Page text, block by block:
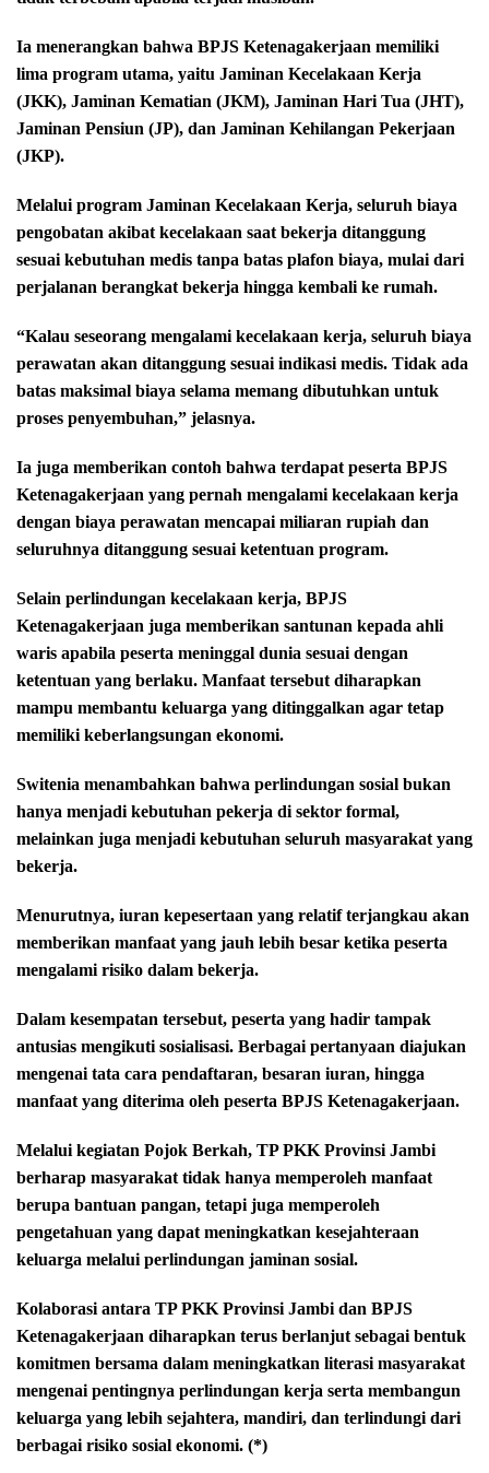
Ia menerangkan bahwa BPJS Ketenagakerjaan memiliki
lima program utama, yaitu Jaminan Kecelakaan Kerja
(JKK), Jaminan Kematian (JKM), Jaminan Hari Tua (JHT),
Jaminan Pensiun (JP), dan Jaminan Kehilangan Pekerjaan
(JKP).
Melalui program Jaminan Kecelakaan Kerja, seluruh biaya
pengobatan akibat kecelakaan saat bekerja ditanggung
sesuai kebutuhan medis tanpa batas plafon biaya, mulai dari
perjalanan berangkat bekerja hingga kembali ke rumah.
“Kalau seseorang mengalami kecelakaan kerja, seluruh biaya
perawatan akan ditanggung sesuai indikasi medis. Tidak ada
batas maksimal biaya selama memang dibutuhkan untuk
proses penyembuhan,” jelasnya.
Ia juga memberikan contoh bahwa terdapat peserta BPJS
Ketenagakerjaan yang pernah mengalami kecelakaan kerja
dengan biaya perawatan mencapai miliaran rupiah dan
seluruhnya ditanggung sesuai ketentuan program.
Selain perlindungan kecelakaan kerja, BPJS
Ketenagakerjaan juga memberikan santunan kepada ahli
waris apabila peserta meninggal dunia sesuai dengan
ketentuan yang berlaku. Manfaat tersebut diharapkan
mampu membantu keluarga yang ditinggalkan agar tetap
memiliki keberlangsungan ekonomi.
Switenia menambahkan bahwa perlindungan sosial bukan
hanya menjadi kebutuhan pekerja di sektor formal,
melainkan juga menjadi kebutuhan seluruh masyarakat yang
bekerja.
Menurutnya, iuran kepesertaan yang relatif terjangkau akan
memberikan manfaat yang jauh lebih besar ketika peserta
mengalami risiko dalam bekerja.
Dalam kesempatan tersebut, peserta yang hadir tampak
antusias mengikuti sosialisasi. Berbagai pertanyaan diajukan
mengenai tata cara pendaftaran, besaran iuran, hingga
manfaat yang diterima oleh peserta BPJS Ketenagakerjaan.
Melalui kegiatan Pojok Berkah, TP PKK Provinsi Jambi
berharap masyarakat tidak hanya memperoleh manfaat
berupa bantuan pangan, tetapi juga memperoleh
pengetahuan yang dapat meningkatkan kesejahteraan
keluarga melalui perlindungan jaminan sosial.
Kolaborasi antara TP PKK Provinsi Jambi dan BPJS
Ketenagakerjaan diharapkan terus berlanjut sebagai bentuk
komitmen bersama dalam meningkatkan literasi masyarakat
mengenai pentingnya perlindungan kerja serta membangun
keluarga yang lebih sejahtera, mandiri, dan terlindungi dari
berbagai risiko sosial ekonomi. (*)